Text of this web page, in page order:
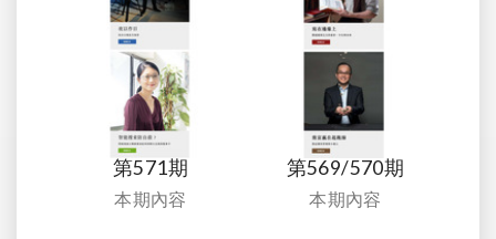
第571期
本期內容
第569/570期
本期內容